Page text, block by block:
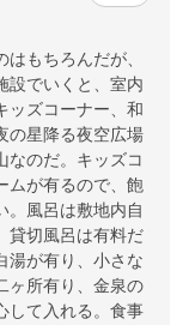
もちろんだが、
設でいくと、室内
ッズコーナー、和
の星降る夜空広場
なのだ。キッズコ
ムが有るので、飽
。風呂は敷地内自
貸切風呂は有料だ
湯が有り、小さな
ヶ所有り、金泉の
して入れる。食事